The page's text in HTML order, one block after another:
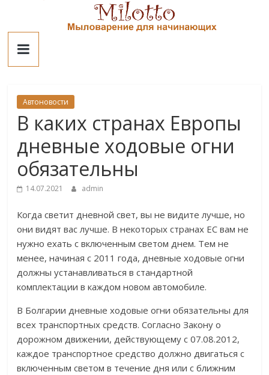
contentМилотто
Автоновости
В каких странах Европы
дневные ходовые огни
обязательны
14.07.2021 admin
Когда светит дневной свет, вы не видите лучше, но
они видят вас лучше. В некоторых странах ЕС вам не
нужно ехать с включенным светом днем. Тем не
менее, начиная с 2011 года, дневные ходовые огни
должны устанавливаться в стандартной
комплектации в каждом новом автомобиле.
В Болгарии дневные ходовые огни обязательны для
всех транспортных средств. Согласно Закону о
дорожном движении, действующему с 07.08.2012,
каждое транспортное средство должно двигаться с
включенным светом в течение дня или с ближним